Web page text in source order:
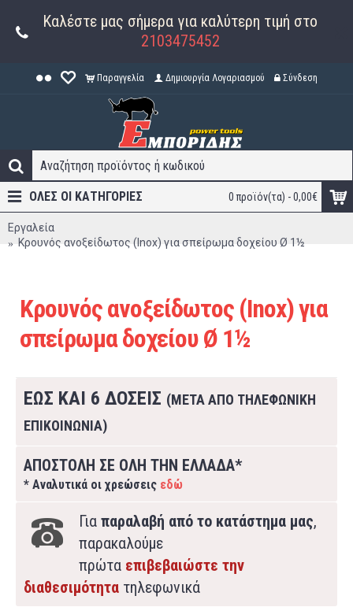
Καλέστε μας σήμερα για καλύτερη τιμή στο
2103475452
Παραγγελία Δημιουργία Λογαριασμού Σύνδεση
0 προϊόν(τα) - 0,00€
ΟΛΕΣ ΟΙ ΚΑΤΗΓΟΡΊΕΣ
Εργαλεία
Κρουνός ανοξείδωτος (Inox) για σπείρωμα δοχείου Ø 1½
Κρουνός ανοξείδωτος (Inox) για
σπείρωμα δοχείου Ø 1½
ΕΩΣ ΚΑΙ 6 ΔΟΣΕΙΣ (ΜΕΤΑ ΑΠΟ ΤΗΛΕΦΩΝΙΚΗ
ΕΠΙΚΟΙΝΩΝΙΑ)
ΑΠΟΣΤΟΛΗ ΣΕ ΟΛΗ ΤΗΝ ΕΛΛΑΔΑ*
* Αναλυτικά οι χρεώσεις εδώ
Για παραλαβή από το κατάστημα μας,
παρακαλούμε
πρώτα επιβεβαιώστε την
διαθεσιμότητα τηλεφωνικά